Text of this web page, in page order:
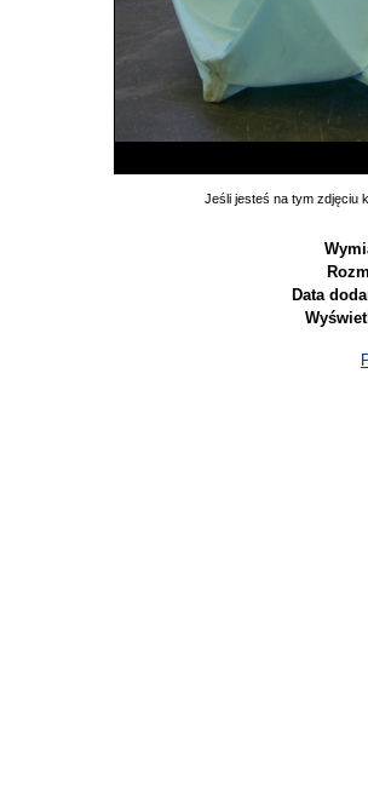
Jeśli jesteś na tym zdjęciu
Data